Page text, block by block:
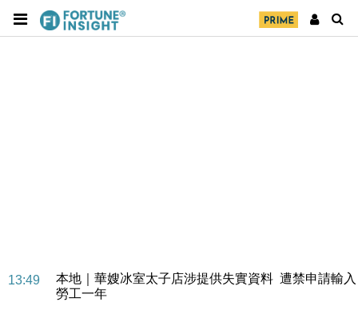
13:49
本地｜華嫂冰室太子店涉提供失實資料 遭禁申請輸入
勞工一年